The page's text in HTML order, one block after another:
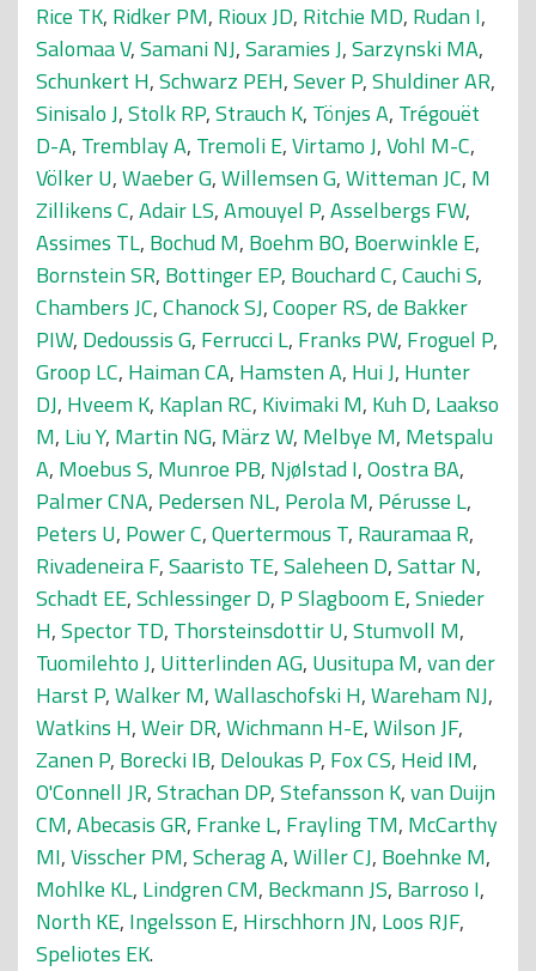
Rice TK, Ridker PM, Rioux JD, Ritchie MD, Rudan I,
Salomaa V,Samani NJ,Saramies J,Sarzynski MA,
Schunkert H,Schwarz PEH,Sever P,Shuldiner AR,
Sinisalo J,Stolk RP,Strauch K, Tönjes A, Trégouët
D-A, Tremblay A, Tremoli E,Virtamo J,Vohl M-C,
Völker U,Waeber G,Willemsen G,Witteman JC, M
Zillikens C,Adair LS,Amouyel P,Asselbergs FW,
Assimes TL, Bochud M, Boehm BO, Boerwinkle E,
Bornstein SR, Bottinger EP, Bouchard C,Cauchi S,
Chambers JC,Chanock SJ,Cooper RS,de Bakker
PIW, Dedoussis G, Ferrucci L, Franks PW, Froguel P,
Groop LC, Haiman CA, Hamsten A, Hui J, Hunter
DJ, Hveem K, Kaplan RC, Kivimaki M, Kuh D, Laakso
M, Liu Y, Martin NG, März W, Melbye M, Metspalu
A, Moebus S, Munroe PB, Njølstad I,Oostra BA,
Palmer CNA, Pedersen NL, Perola M, Pérusse L,
Peters U, Power C,Quertermous T, Rauramaa R,
Rivadeneira F,Saaristo TE,Saleheen D,Sattar N,
Schadt EE,Schlessinger D, P Slagboom E,Snieder
H,Spector TD, Thorsteinsdottir U,Stumvoll M,
Tuomilehto J, Uitterlinden AG, Uusitupa M,van der
Harst P,Walker M,Wallaschofski H,Wareham NJ,
Watkins H,Weir DR,Wichmann H-E,Wilson JF,
Zanen P, Borecki IB, Deloukas P, Fox CS, Heid IM,
O'Connell JR,Strachan DP,Stefansson K,van Duijn
CM,Abecasis GR, Franke L, Frayling TM, McCarthy
MI,Visscher PM,Scherag A,Willer CJ, Boehnke M,
Mohlke KL, Lindgren CM, Beckmann JS, Barroso I,
North KE, Ingelsson E, Hirschhorn JN, Loos RJF,
Speliotes EK.